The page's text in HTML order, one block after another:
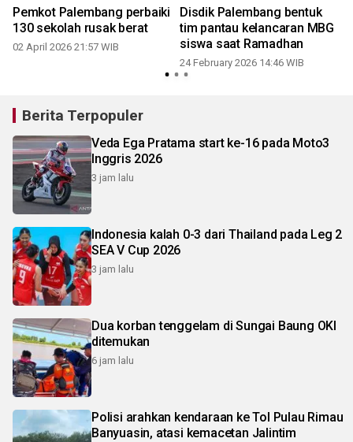
Pemkot Palembang perbaiki
130 sekolah rusak berat
02 April 2026 21:57 WIB
Disdik Palembang bentuk
tim pantau kelancaran MBG
siswa saat Ramadhan
24 February 2026 14:46 WIB
Berita Terpopuler
Veda Ega Pratama start ke-16 pada Moto3
Inggris 2026
3 jam lalu
Indonesia kalah 0-3 dari Thailand pada Leg 2
SEA V Cup 2026
3 jam lalu
Dua korban tenggelam di Sungai Baung OKI
ditemukan
6 jam lalu
Polisi arahkan kendaraan ke Tol Pulau Rimau
Banyuasin, atasi kemacetan Jalintim